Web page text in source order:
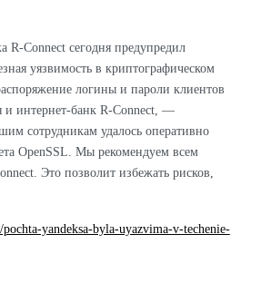
R-Connect сегодня предупредил
уязвимость в криптографическом
логины и пароли клиентов
и интернет-банк R-Connect, —
сотрудникам удалось оперативно
OpenSSL. Мы рекомендуем всем
Это позволит избежать рисков,
yandeksa-byla-uyazvima-v-techenie-